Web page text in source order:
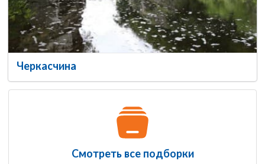
Черкасчина
Смотреть все подборки